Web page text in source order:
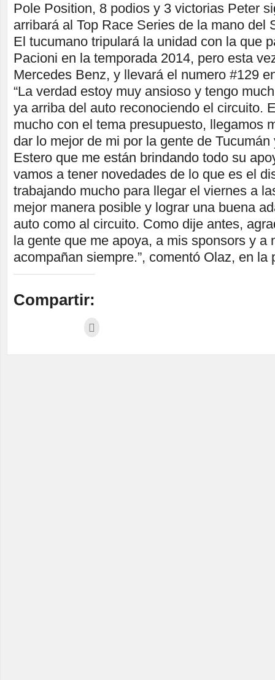
Pole Position, 8 podios y 3 victorias Peter
arribará al Top Race Series de la mano del
El tucumano tripulará la unidad con la que
Pacioni en la temporada 2014, pero esta
Mercedes Benz, y llevará el numero #129
“La verdad estoy muy ansioso y tengo
ya arriba del auto reconociendo el circuito.
mucho con el tema presupuesto, llegamos
dar lo mejor de mi por la gente de
Estero que me están brindando todo su
vamos a tener novedades de lo que es el
trabajando mucho para llegar el viernes a
mejor manera posible y lograr una buena
auto como al circuito. Como dije antes,
la gente que me apoya, a mis sponsors y a
acompañan siempre.”, comentó Olaz, en la
Compartir: